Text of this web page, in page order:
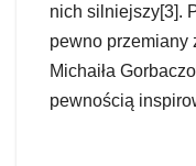
nich silniejszy[3].
pewno przemiany
Michaiła
pewnością